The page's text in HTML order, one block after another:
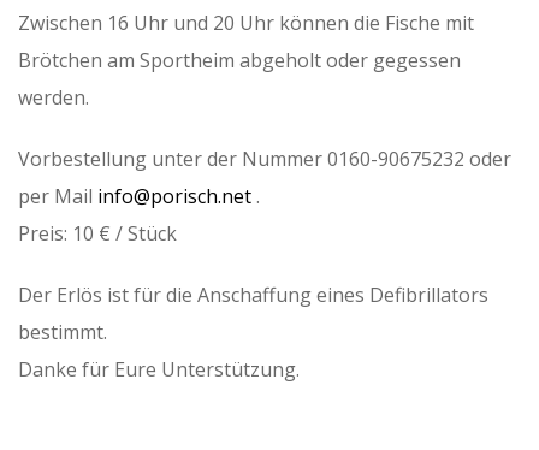
Zwischen 16 Uhr und 20 Uhr können die Fische mit
Brötchen am Sportheim abgeholt oder gegessen
werden.
Vorbestellung unter der Nummer 0160-90675232 oder
per Mail info@porisch.net.
Preis: 10 € / Stück
Der Erlös ist für die Anschaffung eines Defibrillators
bestimmt.
Danke für Eure Unterstützung.